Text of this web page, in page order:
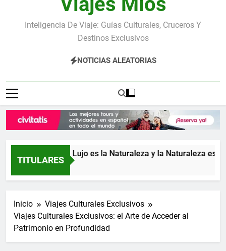
Inteligencia De Viaje: Guías Culturales, Cruceros Y
Destinos Exclusivos
NOTICIAS ALEATORIAS
TITULARES
donde el Lujo es la Naturaleza y la Naturaleza es el Lujo
Inicio
Viajes Culturales Exclusivos
Viajes Culturales Exclusivos: el Arte de Acceder al
Patrimonio en Profundidad